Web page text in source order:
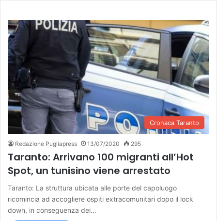
Cronaca Taranto
Redazione Pugliapress 13/07/2020 295
Taranto: Arrivano 100 migranti all’Hot
Spot, un tunisino viene arrestato
Taranto: La struttura ubicata alle porte del capoluogo
ricomincia ad accogliere ospiti extracomunitari dopo il lock
down, in conseguenza dei…